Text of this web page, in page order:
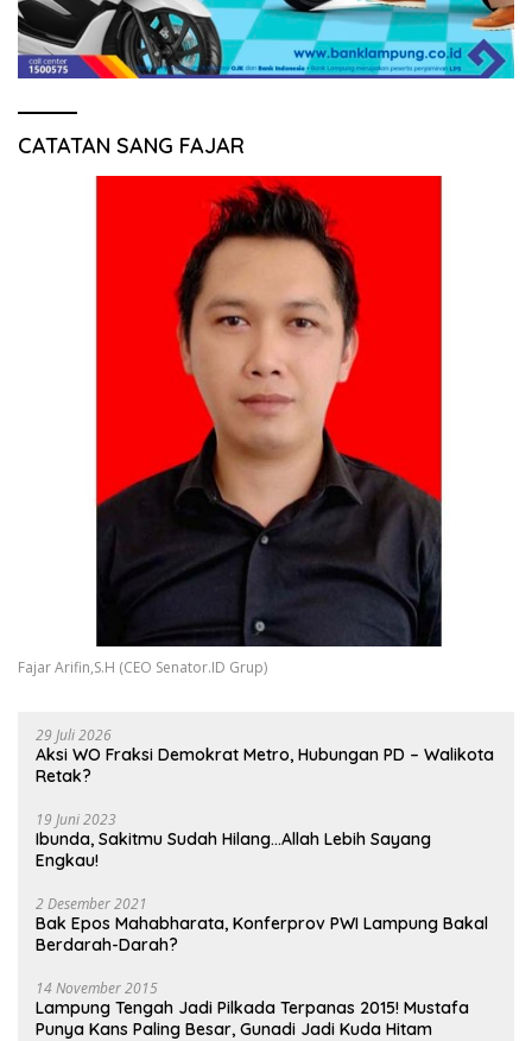
CATATAN SANG FAJAR
Fajar Arifin,S.H (CEO Senator.ID Grup)
29 Juli 2026
Aksi WO Fraksi Demokrat Metro, Hubungan PD – Walikota
Retak?
19 Juni 2023
Ibunda, Sakitmu Sudah Hilang…Allah Lebih Sayang
Engkau!
2 Desember 2021
Bak Epos Mahabharata, Konferprov PWI Lampung Bakal
Berdarah-Darah?
14 November 2015
Lampung Tengah Jadi Pilkada Terpanas 2015! Mustafa
Punya Kans Paling Besar, Gunadi Jadi Kuda Hitam